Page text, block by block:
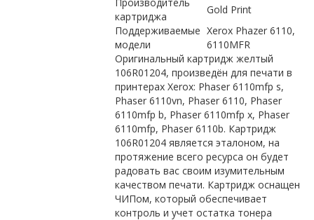
картриджа
Gold Print
Поддерживаемые
модели
Xerox Phazer 6110,
6110MFR
Оригинальный картридж желтый
106R01204, произведён для печати в
принтерах Xerox: Phaser 6110mfp s,
Phaser 6110vn, Phaser 6110, Phaser
6110mfp b, Phaser 6110mfp x, Phaser
6110mfp, Phaser 6110b. Картридж
106R01204 является эталоном, на
протяжение всего ресурса он будет
радовать вас своим изумительным
качеством печати. Картридж оснащен
ЧИПом, который обеспечивает
контроль и учет остатка тонера